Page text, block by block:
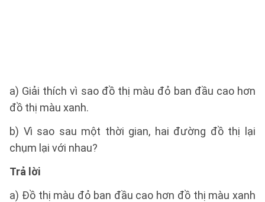
a) Giải thích vì sao đồ thị màu đỏ ban đầu cao hơn
đồ thị màu xanh.
b) Vì sao sau một thời gian, hai đường đồ thị lại
chụm lại với nhau?
Trả lời
a) Đồ thị màu đỏ ban đầu cao hơn đồ thị màu xanh